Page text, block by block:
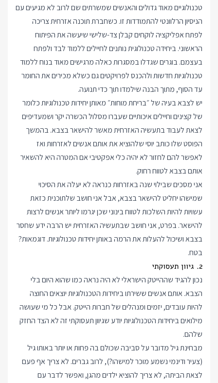
טכנולוגיים מאוד גדולים והאנשים שמשרתים שם לרוב לא מגיעים עם
הניסיון הרלוונטי להתמודדות זו. כשחברת תוכנה אזרחית צריכה
לפתח אפליקציה לוקחים קבלן צד-שלישי שיעשה את הפיתוח
הראשוני. ביחידה טכנולוגית נותנים לחיילים ללמוד לבד ולפתח
בעצמם. בוגרים שגדלו במסגרות כאלה מרגישים מאוד בנוח ללמוד
טכנולוגיות חדשות ולהכנס לפרויקטים גם כשלא מכירים את החומר
עד הסוף, מתוך הבנה שילמדו תוך כדי תנועה.
יש לצבא בעיה של ״בריחת מוחות״ מאותן יחידות טכנולוגיות כלומר
של קצינים וחיילים איכותיים שעברו מסלול הכשרה יקר ושמעדיפים
לצאת לעבוד בתעשיה האזרחית מאשר להישאר בצבא. בהמשך
הפוסט שלו כותב יוסי שלהוציא את אותם אנשים לאזרחות ואז
לאפשר להם לחזור לא יהיה כלי אפקטיבי אם המטרה היא להשאיר
אותם בצבא לטווח רחוק.
אני מסכים שבילוי שנה באזרחות כנראה לא יעלה את הסיכוי
שמישהו יחליט להישאר בצבא, אבל אני חושב שלתוכנית כזאת
עשויות להיות השלכות לטווח בינוני שכן יגרמו ליותר אנשים לרצות
להישאר. בפרט, אני חושב שבתעשיה האזרחית יש הרבה ידע שחסר
בצבא ושיכול להעלות את הרמה באותן יחידות טכנולוגיות. דוגמאות?
בטח.
2. גיוון תעסוקתי
נכון להגיד שההייטק הישראלי לא היה נראה כמו שהוא היום בלי
הצבא. אותם אנשים ששירתו ביחידות הטכנולוגיות יוצאים החוצה
להיות עובדים, יזמים ומנהלים של חברות הייטק. אבל כל מי שעושה
מילואים ביחידות הטכנולוגיות יודע שגיוון תעסוקתי זה לא הצד החזק
שלהם.
מבחינת גיל מדובר על סביבה שכולם בה פחות או יותר באותו גיל
(צעיר ודינמי נשמע מוכר למישהו?), לרוב גברים. לא צריך אף פעם
לצאת הביתה, לא צריך להוציא ילדים מהגן, ואפשר לדבר עם